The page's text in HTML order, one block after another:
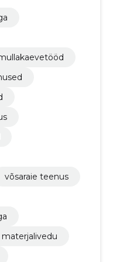
võsaraie teenus
materjalivedu